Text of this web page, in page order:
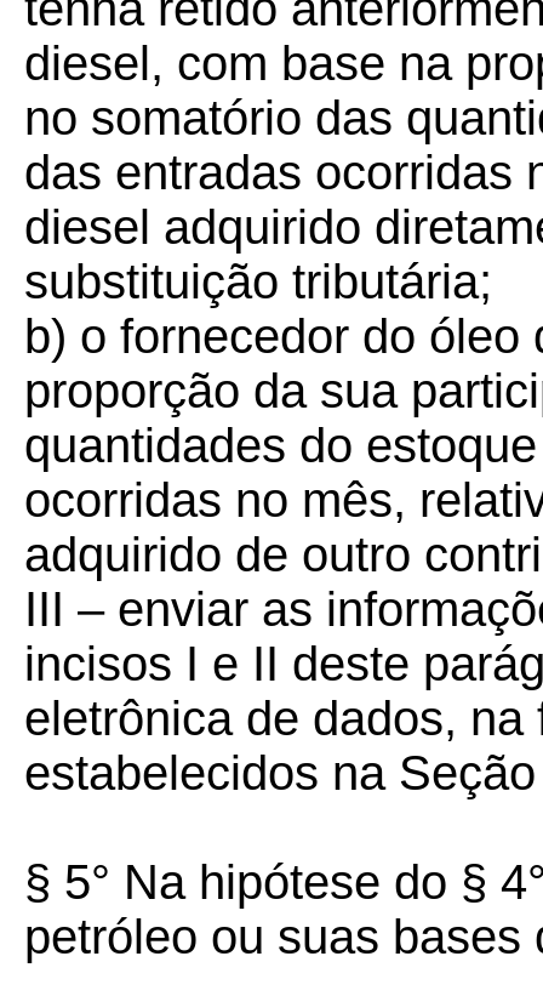
diesel, com base na
no somatório das
das entradas ocorridas
diesel adquirido
substituição tributária;
b) o fornecedor do óleo
proporção da sua
quantidades do
ocorridas no mês,
adquirido de outro
III – enviar as
incisos I e II deste
eletrônica de dados, na
estabelecidos na
§ 5° Na hipótese do §
petróleo ou suas bases